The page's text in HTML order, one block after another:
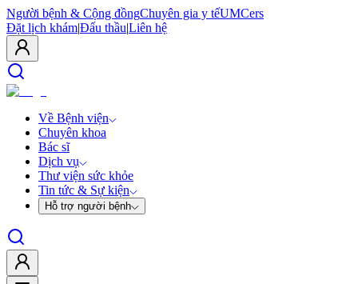
Người bệnh & Cộng đồngChuyên gia y tếUMCers
Đặt lịch khám|Đấu thầu|Liên hệ
Về Bệnh viện
Chuyên khoa
Bác sĩ
Dịch vụ
Thư viện sức khỏe
Tin tức & Sự kiện
Hỗ trợ người bệnh